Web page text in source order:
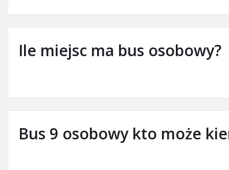
Ile miejsc ma bus osobowy?
Bus 9 osobowy kto może